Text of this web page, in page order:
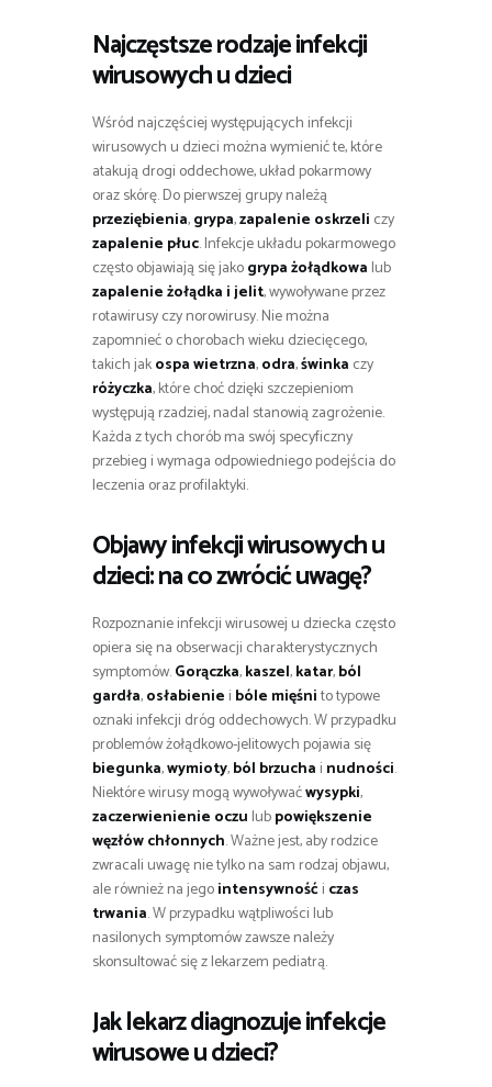
Najczęstsze rodzaje infekcji
wirusowych u dzieci
Wśród najczęściej występujących infekcji
wirusowych u dzieci można wymienić te, które
atakują drogi oddechowe, układ pokarmowy
oraz skórę. Do pierwszej grupy należą
przeziębienia,grypa,zapalenie oskrzeli czy
zapalenie płuc. Infekcje układu pokarmowego
często objawiają się jakogrypa żołądkowa lub
zapalenie żołądka i jelit, wywoływane przez
rotawirusy czy norowirusy. Nie można
zapomnieć o chorobach wieku dziecięcego,
takich jakospa wietrzna,odra,świnka czy
różyczka, które choć dzięki szczepieniom
występują rzadziej, nadal stanowią zagrożenie.
Każda z tych chorób ma swój specyficzny
przebieg i wymaga odpowiedniego podejścia do
leczenia oraz profilaktyki.
Objawy infekcji wirusowych u
dzieci: na co zwrócić uwagę?
Rozpoznanie infekcji wirusowej u dziecka często
opiera się na obserwacji charakterystycznych
symptomów.Gorączka,kaszel,katar,ból
gardła,osłabienie i bóle mięśnito typowe
oznaki infekcji dróg oddechowych. W przypadku
problemów żołądkowo-jelitowych pojawia się
biegunka,wymioty,ból brzucha i nudności.
Niektóre wirusy mogą wywoływaćwysypki,
zaczerwienienie oczu lubpowiększenie
węzłów chłonnych. Ważne jest, aby rodzice
zwracali uwagę nie tylko na sam rodzaj objawu,
ale również na jegointensywnośći czas
trwania. W przypadku wątpliwości lub
nasilonych symptomów zawsze należy
skonsultować się z lekarzem pediatrą.
Jak lekarz diagnozuje infekcje
wirusowe u dzieci?